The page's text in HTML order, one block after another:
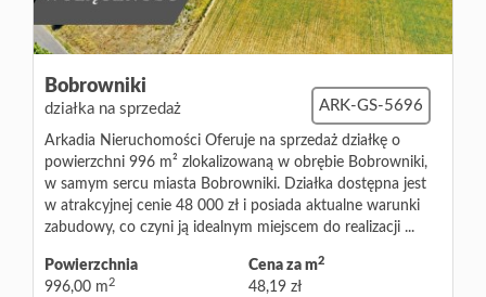
Bobrowniki
działka na sprzedaż ARK-GS-5696
Arkadia Nieruchomości Oferuje na sprzedaż działkę o
powierzchni 996 m² zlokalizowaną w obrębie Bobrowniki,
w samym sercu miasta Bobrowniki. Działka dostępna jest
w atrakcyjnej cenie 48 000 zł i posiada aktualne warunki
zabudowy, co czyni ją idealnym miejscem do realizacji ...
Powierzchnia
996,00 m2
Cena za m2
48,19 zł